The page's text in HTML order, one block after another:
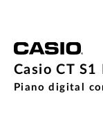
Casio CT S1
Piano digital